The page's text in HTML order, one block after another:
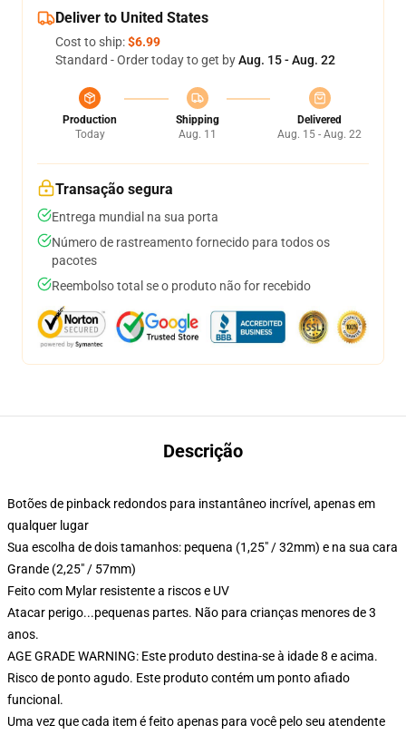
Deliver to United States
Cost to ship:$6.99
Standard - Order today to get byAug. 15 - Aug. 22
Production
Today
Shipping
Aug. 11
Delivered
Aug. 15 - Aug. 22
Transação segura
Entrega mundial na sua porta
Número de rastreamento fornecido para todos os
pacotes
Reembolso total se o produto não for recebido
Descrição
Botões de pinback redondos para instantâneo incrível, apenas em
qualquer lugar
Sua escolha de dois tamanhos: pequena (1,25" / 32mm) e na sua cara
Grande (2,25" / 57mm)
Feito com Mylar resistente a riscos e UV
Atacar perigo...pequenas partes. Não para crianças menores de 3
anos.
AGE GRADE WARNING: Este produto destina-se à idade 8 e acima.
Risco de ponto agudo. Este produto contém um ponto afiado
funcional.
Uma vez que cada item é feito apenas para você pelo seu atendente